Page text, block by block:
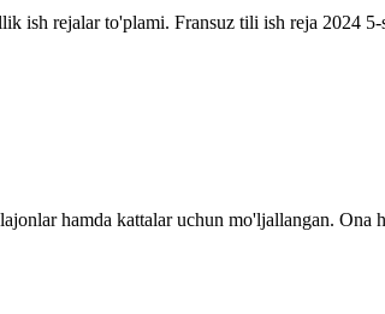
ish rejalar to'plami. Fransuz tili ish reja 2024
hamda kattalar uchun mo'ljallangan. Ona